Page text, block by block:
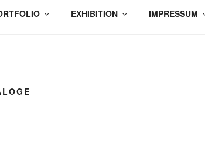
EXHIBITION IMPRESSUM